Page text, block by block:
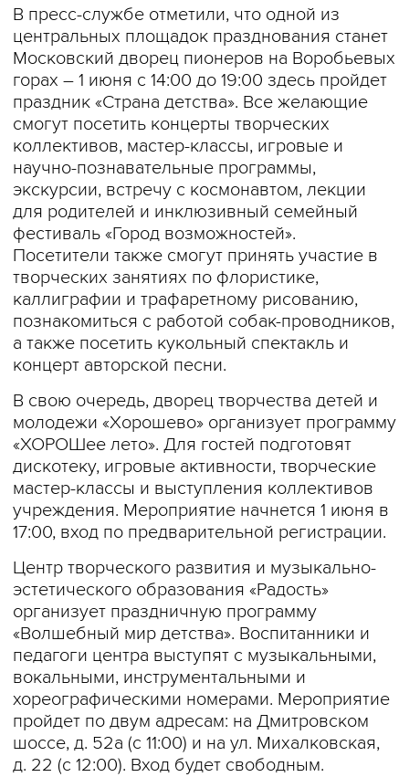
В пресс-службе отметили, что одной из
центральных площадок празднования станет
Московский дворец пионеров на Воробьевых
горах – 1 июня с 14:00 до 19:00 здесь пройдет
праздник «Страна детства». Все желающие
смогут посетить концерты творческих
коллективов, мастер-классы, игровые и
научно-познавательные программы,
экскурсии, встречу с космонавтом, лекции
для родителей и инклюзивный семейный
фестиваль «Город возможностей».
Посетители также смогут принять участие в
творческих занятиях по флористике,
каллиграфии и трафаретному рисованию,
познакомиться с работой собак-проводников,
а также посетить кукольный спектакль и
концерт авторской песни.
В свою очередь, дворец творчества детей и
молодежи «Хорошево» организует программу
«ХОРОШее лето». Для гостей подготовят
дискотеку, игровые активности, творческие
мастер-классы и выступления коллективов
учреждения. Мероприятие начнется 1 июня в
17:00, вход по предварительной регистрации.
Центр творческого развития и музыкально-
эстетического образования «Радость»
организует праздничную программу
«Волшебный мир детства». Воспитанники и
педагоги центра выступят с музыкальными,
вокальными, инструментальными и
хореографическими номерами. Мероприятие
пройдет по двум адресам: на Дмитровском
шоссе, д. 52а (с 11:00) и на ул. Михалковская,
д. 22 (с 12:00). Вход будет свободным.